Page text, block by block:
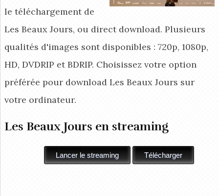
le téléchargement de
Les Beaux Jours, ou direct download. Plusieurs
qualités d'images sont disponibles : 720p, 1080p,
HD, DVDRIP et BDRIP. Choisissez votre option
préférée pour download Les Beaux Jours sur
votre ordinateur.
Les Beaux Jours en streaming